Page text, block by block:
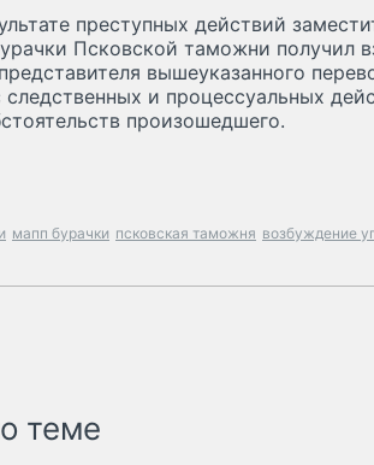
преступных действий
Псковской таможни получил
вышеуказанного
и процессуальных
произошедшего.
мапп бурачки псковская таможня возбуждение
теме